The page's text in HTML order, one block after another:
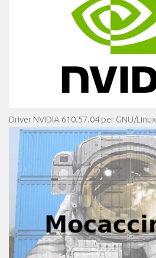
Driver NVIDIA 610.57.04 per GNU/